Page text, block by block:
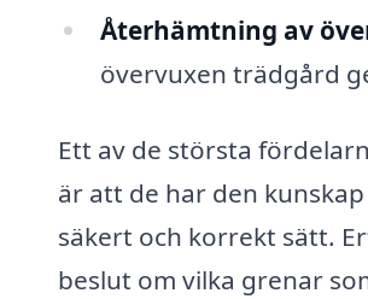
Återhämtning av
övervuxen trädgård
Ett av de största
är att de har den
säkert och korrekt sätt.
beslut om vilka grenar